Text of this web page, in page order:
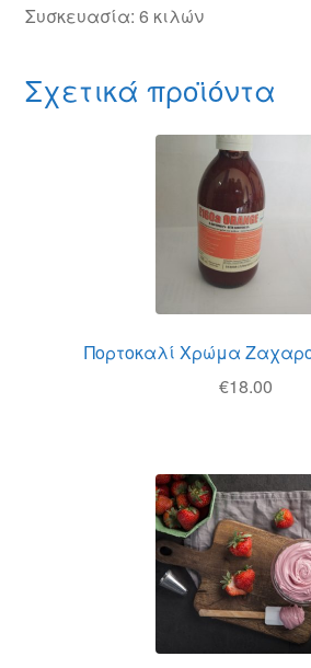
Συσκευασία: 6 κιλών
Σχετικά προϊόντα
Πορτοκαλί Χρώμα
€18.00